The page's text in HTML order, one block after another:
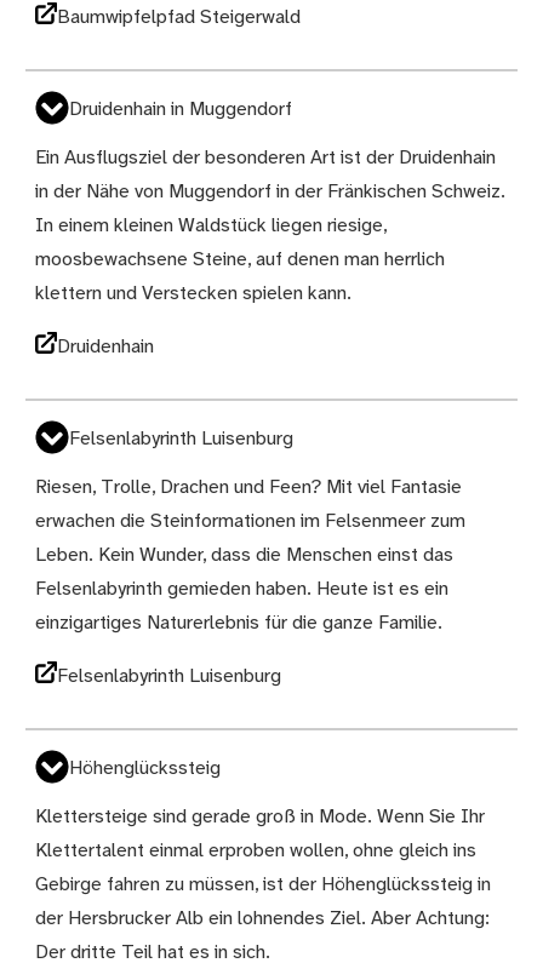
Baumwipfelpfad Steigerwald
Druidenhain in Muggendorf
Ein Ausflugsziel der besonderen Art ist der Druidenhain
in der Nähe von Muggendorf in der Fränkischen Schweiz.
In einem kleinen Waldstück liegen riesige,
moosbewachsene Steine, auf denen man herrlich
klettern und Verstecken spielen kann.
Druidenhain
Felsenlabyrinth Luisenburg
Riesen, Trolle, Drachen und Feen? Mit viel Fantasie
erwachen die Steinformationen im Felsenmeer zum
Leben. Kein Wunder, dass die Menschen einst das
Felsenlabyrinth gemieden haben. Heute ist es ein
einzigartiges Naturerlebnis für die ganze Familie.
Felsenlabyrinth Luisenburg
Höhenglückssteig
Klettersteige sind gerade groß in Mode. Wenn Sie Ihr
Klettertalent einmal erproben wollen, ohne gleich ins
Gebirge fahren zu müssen, ist der Höhenglückssteig in
der Hersbrucker Alb ein lohnendes Ziel. Aber Achtung:
Der dritte Teil hat es in sich.